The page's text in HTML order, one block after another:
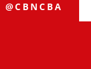
@CBNCBA